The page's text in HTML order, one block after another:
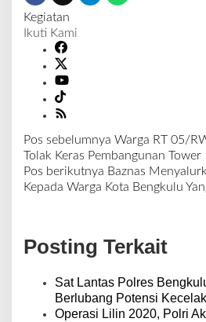
Kegiatan
Ikuti Kami
N
a
v
a
s
Pos sebelumnya Warga RT 05/
Tolak Keras Pembangunan Tower
Pos berikutnya Baznas
Kepada Warga Kota Bengkulu
Posting Terkait
Sat Lantas Polres
Berlubang Potensi
Operasi Lilin 2020, Polri